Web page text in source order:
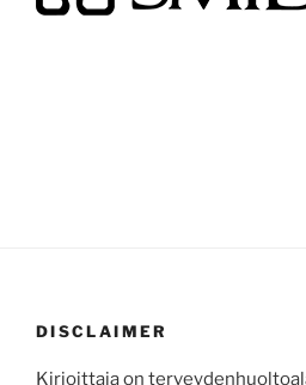
DISCLAIMER
Kirjoittaja on